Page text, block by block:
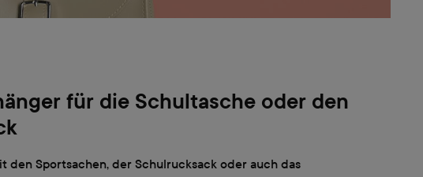
für die Schultasche oder den
den Sportsachen, der Schulrucksack oder auch das